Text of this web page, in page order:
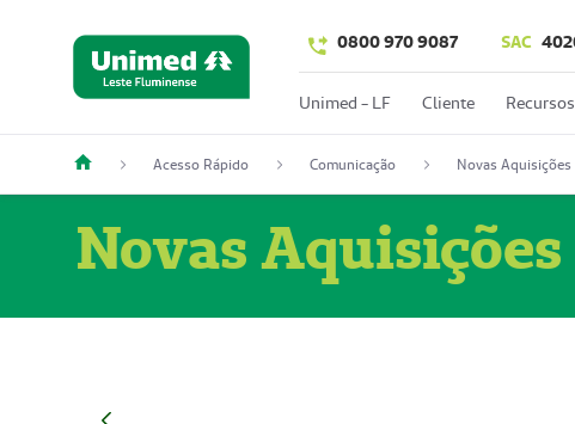
0800 970 9087 SAC
Unimed - LF Cliente
Acesso Rápido Comunicação Novas Aquisições
Novas Aquisições